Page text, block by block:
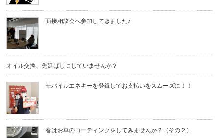
面接相談会へ参加してきました♪
オイル交換、先延ばしにしていませんか？
モバイルエネキーを登録してお支払いをスムーズに！！
春はお車のコーティングをしてみませんか？（その２）